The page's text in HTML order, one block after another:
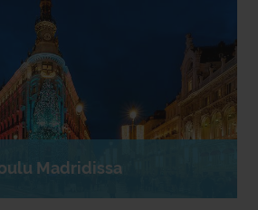
Madridissa